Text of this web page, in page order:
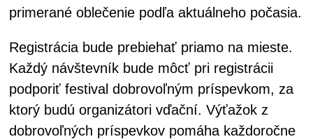
primerané oblečenie podľa aktuálneho počasia.
Registrácia bude prebiehať priamo na mieste.
Každý návštevník bude môcť pri registrácii
podporiť festival dobrovoľným príspevkom, za
ktorý budú organizátori vďační. Výťažok z
dobrovoľných príspevkov pomáha každoročne